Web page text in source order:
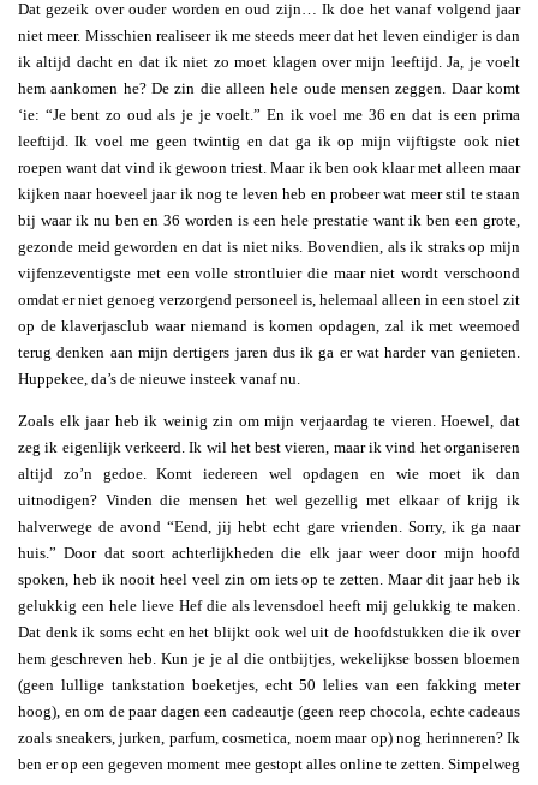
Dat gezeik over ouder worden en oud zijn… Ik doe het vanaf volgend jaar
niet meer. Misschien realiseer ik me steeds meer dat het leven eindiger is dan
ik altijd dacht en dat ik niet zo moet klagen over mijn leeftijd. Ja, je voelt
hem aankomen he? De zin die alleen hele oude mensen zeggen. Daar komt
‘ie: “Je bent zo oud als je je voelt.” En ik voel me 36 en dat is een prima
leeftijd. Ik voel me geen twintig en dat ga ik op mijn vijftigste ook niet
roepen want dat vind ik gewoon triest. Maar ik ben ook klaar met alleen maar
kijken naar hoeveel jaar ik nog te leven heb en probeer wat meer stil te staan
bij waar ik nu ben en 36 worden is een hele prestatie want ik ben een grote,
gezonde meid geworden en dat is niet niks. Bovendien, als ik straks op mijn
vijfenzeventigste met een volle strontluier die maar niet wordt verschoond
omdat er niet genoeg verzorgend personeel is, helemaal alleen in een stoel zit
op de klaverjasclub waar niemand is komen opdagen, zal ik met weemoed
terug denken aan mijn dertigers jaren dus ik ga er wat harder van genieten.
Huppekee, da’s de nieuwe insteek vanaf nu.
Zoals elk jaar heb ik weinig zin om mijn verjaardag te vieren. Hoewel, dat
zeg ik eigenlijk verkeerd. Ik wil het best vieren, maar ik vind het organiseren
altijd zo’n gedoe. Komt iedereen wel opdagen en wie moet ik dan
uitnodigen? Vinden die mensen het wel gezellig met elkaar of krijg ik
halverwege de avond “Eend, jij hebt echt gare vrienden. Sorry, ik ga naar
huis.” Door dat soort achterlijkheden die elk jaar weer door mijn hoofd
spoken, heb ik nooit heel veel zin om iets op te zetten. Maar dit jaar heb ik
gelukkig een hele lieve Hef die als levensdoel heeft mij gelukkig te maken.
Dat denk ik soms echt en het blijkt ook wel uit de hoofdstukken die ik over
hem geschreven heb. Kun je je al die ontbijtjes, wekelijkse bossen bloemen
(geen lullige tankstation boeketjes, echt 50 lelies van een fakking meter
hoog), en om de paar dagen een cadeautje (geen reep chocola, echte cadeaus
zoals sneakers, jurken, parfum, cosmetica, noem maar op) nog herinneren? Ik
ben er op een gegeven moment mee gestopt alles online te zetten. Simpelweg